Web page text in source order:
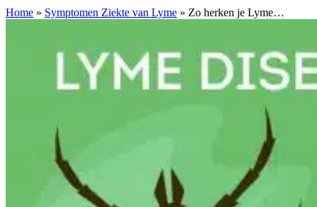
Home » Symptomen Ziekte van Lyme » Zo herken je Lyme…